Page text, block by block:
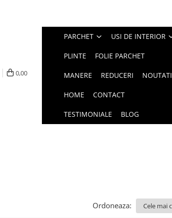
0,00
PARCHET USI DE INTERIOR
PLINTE FOLIE PARCHET
MANERE REDUCERI NOUTATI
HOME CONTACT
TESTIMONIALE BLOG
Ordoneaza: